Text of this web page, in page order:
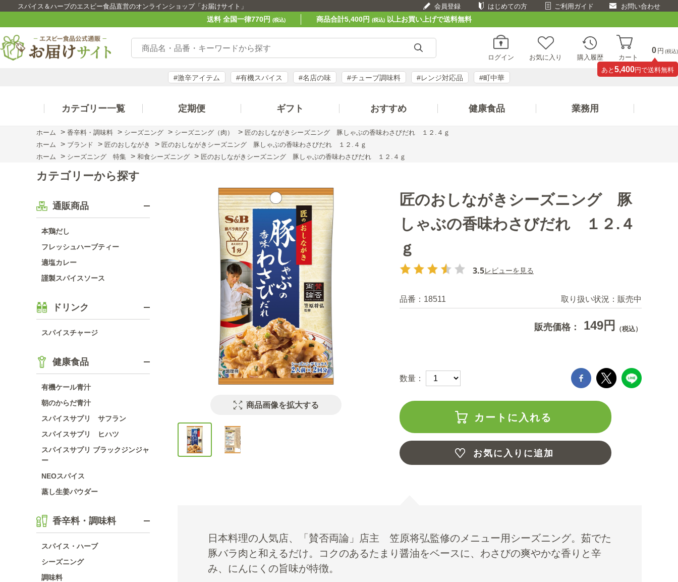
スパイス＆ハーブのエスビー食品直営のオンラインショップ「お届けサイト」 会員登録 はじめての方 ご利用ガイド お問い合わせ
送料 全国一律770円 (税込) 商品合計5,400円 (税込)以上お買い上げで送料無料
ログイン お気に入り 購入履歴 カート
0 円 (税込)
あと 5,400円で送料無料
#激辛アイテム #有機スパイス #名店の味 #チューブ調味料 #レンジ対応品 #町中華
カテゴリー一覧 定期便 ギフト おすすめ 健康食品 業務用
ホーム > 香辛料・調味料 > シーズニング > シーズニング（肉） > 匠のおしながきシーズニング 豚しゃぶの香味わさびだれ １２.４ｇ
ホーム
> ブランド > 匠のおしながき > 匠のおしながきシーズニング 豚しゃぶの香味わさびだれ １２.４ｇ
ホーム
> シーズニング 特集 > 和食シーズニング > 匠のおしながきシーズニング 豚しゃぶの香味わさびだれ １２.４ｇ
カテゴリーから探す
通販商品
本鶏だし
フレッシュハーブティー
適塩カレー
謹製スパイスソース
ドリンク
スパイスチャージ
健康食品
有機ケール青汁
朝のからだ青汁
スパイスサプリ サフラン
スパイスサプリ ヒハツ
スパイスサプリ ブラックジンジャ
ー
NEOスパイス
蒸し生姜パウダー
香辛料・調味料
スパイス・ハーブ
シーズニング
調味料
商品画像を拡大する
匠のおしながきシーズニング 豚
しゃぶの香味わさびだれ １２.４
ｇ
3.5レビューを見る
品番： 18511 取り扱い状況： 販売中
販売価格： 149円 （税込）
数量：
カートに入れる
お気に入りに追加
日本料理の人気店、「賛否両論」店主 笠原将弘監修のメニュー用シーズニング。茹でた
豚バラ肉と和えるだけ。コクのあるたまり醤油をベースに、わさびの爽やかな香りと辛
み、にんにくの旨味が特徴。